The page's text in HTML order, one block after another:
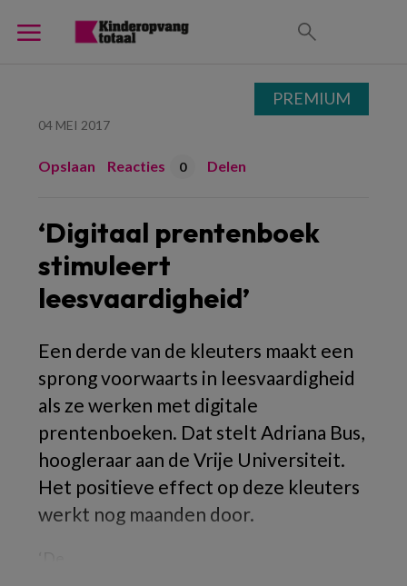
04 MEI 2017
Opslaan Reacties 0 Delen
‘Digitaal prentenboek
stimuleert
leesvaardigheid’
Een derde van de kleuters maakt een
sprong voorwaarts in leesvaardigheid
als ze werken met digitale
prentenboeken. Dat stelt Adriana Bus,
hoogleraar aan de Vrije Universiteit.
Het positieve effect op deze kleuters
werkt nog maanden door.
PREMIUM